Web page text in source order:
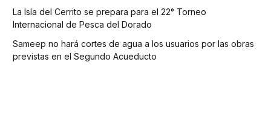
La Isla del Cerrito se prepara para el 22° Torneo
Internacional de Pesca del Dorado
Sameep no hará cortes de agua a los usuarios por las obras
previstas en el Segundo Acueducto